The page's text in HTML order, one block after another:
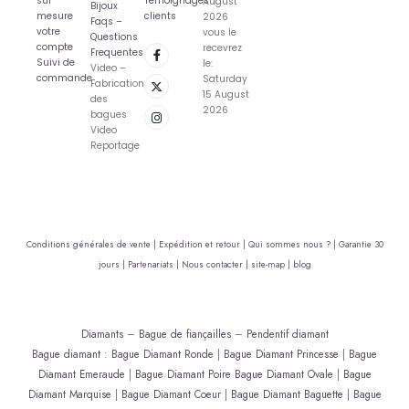
mesure
votre
compte
Suivi de
commande
Bijoux
Faqs –
Questions
Frequentes
Video –
Fabrication
des
bagues
Video
Reportage
clients
2026
vous le
recevrez
le:
Saturday
15 August
2026
Conditions générales de vente | Expédition et retour | Qui sommes nous ? | Garantie 30
jours |
Partenariats | Nous contacter | site-map | blog
Diamants– Bague de fiançailles– Pendentif diamant
Bague diamant : Bague Diamant Ronde | Bague Diamant Princesse | Bague
Diamant Emeraude | Bague Diamant Poire Bague Diamant Ovale | Bague
Diamant Marquise | Bague Diamant Coeur| Bague Diamant Baguette | Bague